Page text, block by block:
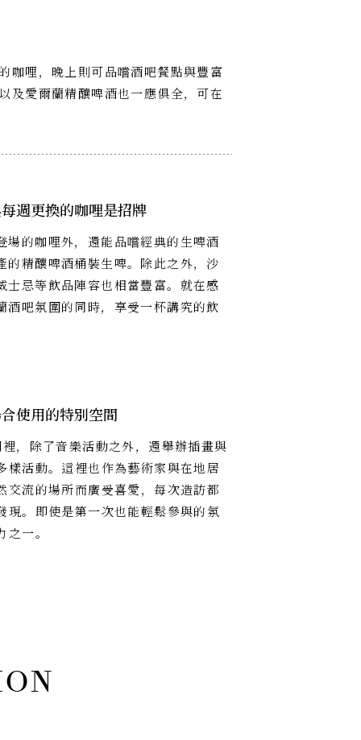
咖哩，晚上則可品嚐酒吧餐點與豐富
及愛爾蘭精釀啤酒也一應俱全，可在
週更換的咖哩是招牌
場的咖哩外，還能品嚐經典的生啤酒
的精釀啤酒桶裝生啤。除此之外，沙
士忌等飲品陣容也相當豐富。就在感
酒吧氛圍的同時，享受一杯講究的飲
使用的特別空間
，除了音樂活動之外，還舉辦插畫與
樣活動。這裡也作為藝術家與在地居
交流的場所而廣受喜愛，每次造訪都
現。即使是第一次也能輕鬆參與的氛
一。